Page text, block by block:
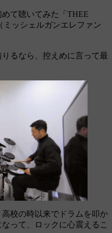
て聴いてみた「THEE
ッシェルガンエレファン
るなら、控えめに言って最
校の時以来でドラムを叩か
って、ロックに心震えるこ